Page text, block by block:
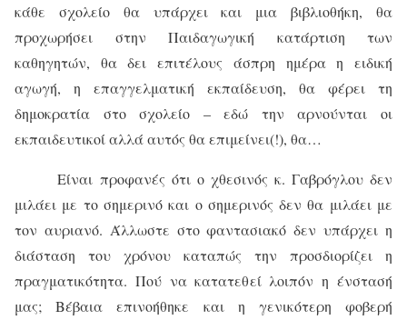
κάθε σχολείο θα υπάρχει και μια βιβλιοθήκη, θα
προχωρήσει στην Παιδαγωγική κατάρτιση των
καθηγητών, θα δει επιτέλους άσπρη ημέρα η ειδική
αγωγή, η επαγγελματική εκπαίδευση, θα φέρει τη
δημοκρατία στο σχολείο – εδώ την αρνούνται οι
εκπαιδευτικοί αλλά αυτός θα επιμείνει(!), θα…
Είναι προφανές ότι ο χθεσινός κ. Γαβρόγλου δεν
μιλάει με το σημερινό και ο σημερινός δεν θα μιλάει με
τον αυριανό. Άλλωστε στο φαντασιακό δεν υπάρχει η
διάσταση του χρόνου καταπώς την προσδιορίζει η
πραγματικότητα. Πού να κατατεθεί λοιπόν η ένστασή
μας; Βέβαια επινοήθηκε και η γενικότερη φοβερή